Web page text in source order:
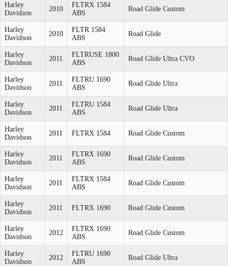
Harley
Davidson
2010
FLTRX 1584
ABS
Road Glide Custom
Harley
Davidson
2010
FLTR 1584
ABS
Road Glide
Harley
Davidson
2011
FLTRUSE 1800
ABS
Road Glide Ultra CVO
Harley
Davidson
2011
FLTRU 1690
ABS
Road Glide Ultra
Harley
Davidson
2011
FLTRU 1584
ABS
Road Glide Ultra
Harley
Davidson
2011 FLTRX 1584 Road Glide Custom
Harley
Davidson
2011
FLTRX 1690
ABS
Road Glide Custom
Harley
Davidson
2011
FLTRX 1584
ABS
Road Glide Custom
Harley
Davidson
2011 FLTRX 1690 Road Glide Custom
Harley
Davidson
2012
FLTRX 1690
ABS
Road Glide Custom
Harley
Davidson
2012
FLTRU 1690
ABS
Road Glide Ultra